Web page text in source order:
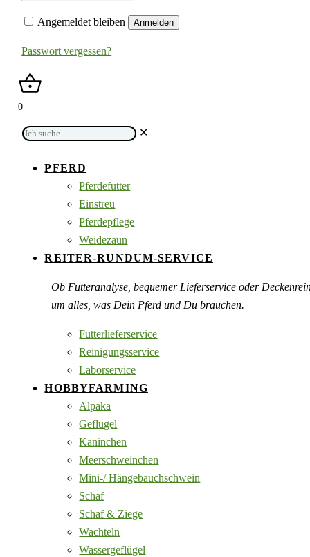
Angemeldet bleiben Anmelden
Passwort vergessen?
0
Ich
✕
PFERD
Pferdefutter
Einstreu
Pferdepflege
Weidezaun
REITER-RUNDUM-SERVICE
Ob Futteranalyse, bequemer Lieferservice oder
um alles, was Dein Pferd und Du brauchen.
Futterlieferservice
Reinigungsservice
Laborservice
HOBBYFARMING
Alpaka
Geflügel
Kaninchen
Meerschweinchen
Mini-/ Hängebauchschwein
Schaf
Schaf & Ziege
Wachteln
Wassergeflügel